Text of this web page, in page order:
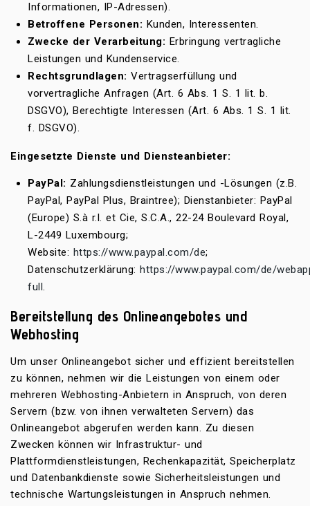
Informationen, IP-Adressen).
Betroffene Personen: Kunden, Interessenten.
Zwecke der Verarbeitung: Erbringung vertragliche
Leistungen und Kundenservice.
Rechtsgrundlagen: Vertragserfüllung und
vorvertragliche Anfragen (Art. 6 Abs. 1 S. 1 lit. b.
DSGVO), Berechtigte Interessen (Art. 6 Abs. 1 S. 1 lit.
f. DSGVO).
Eingesetzte Dienste und Diensteanbieter:
PayPal: Zahlungsdienstleistungen und -Lösungen (z.B.
PayPal, PayPal Plus, Braintree); Dienstanbieter: PayPal
(Europe) S.à r.l. et Cie, S.C.A., 22-24 Boulevard Royal,
L-2449 Luxembourg;
Website: https://www.paypal.com/de;
Datenschutzerklärung: https://www.paypal.com/de/
full.
Bereitstellung des Onlineangebotes und
Webhosting
Um unser Onlineangebot sicher und effizient bereitstellen
zu können, nehmen wir die Leistungen von einem oder
mehreren Webhosting-Anbietern in Anspruch, von deren
Servern (bzw. von ihnen verwalteten Servern) das
Onlineangebot abgerufen werden kann. Zu diesen
Zwecken können wir Infrastruktur- und
Plattformdienstleistungen, Rechenkapazität, Speicherplatz
und Datenbankdienste sowie Sicherheitsleistungen und
technische Wartungsleistungen in Anspruch nehmen.